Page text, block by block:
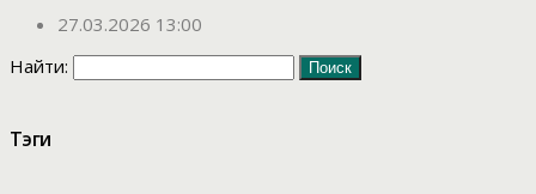
27.03.2026 13:00
Найти:
Тэги